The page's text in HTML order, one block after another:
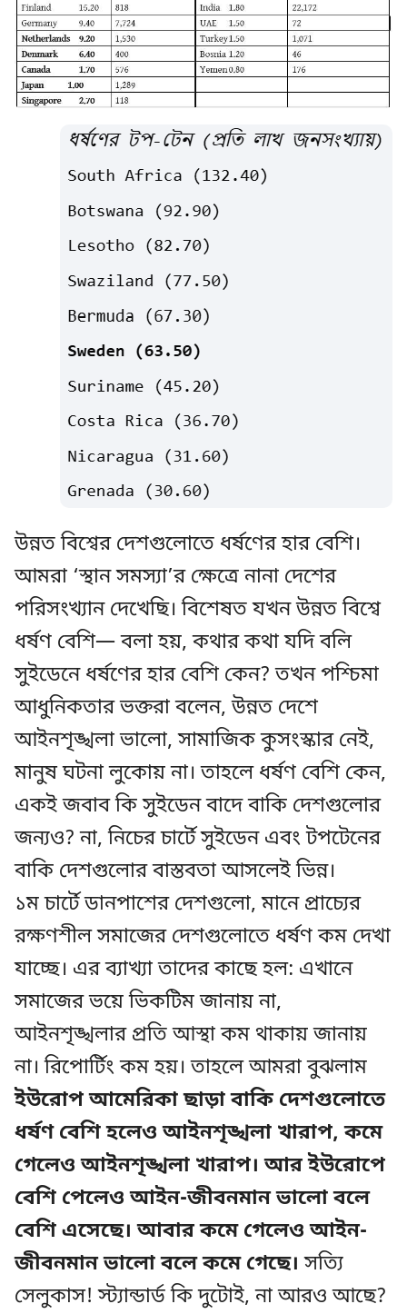
উন্নত বিশ্বের দেশগুলোতে ধর্ষণের হার বেশি।
আমরা ‘স্থান সমস্যা’র ক্ষেত্রে নানা দেশের
পরিসংখ্যান দেখেছি। বিশেষত যখন উন্নত বিশ্বে
ধর্ষণ বেশি— বলা হয়, কথার কথা যদি বলি
সুইডেনে ধর্ষণের হার বেশি কেন? তখন পশ্চিমা
আধুনিকতার ভক্তরা বলেন, উন্নত দেশে
আইনশৃঙ্খলা ভালো, সামাজিক কুসংস্কার নেই,
মানুষ ঘটনা লুকোয় না। তাহলে ধর্ষণ বেশি কেন,
একই জবাব কি সুইডেন বাদে বাকি দেশগুলোর
জন্যও? না, নিচের চার্টে সুইডেন এবং টপটেনের
বাকি দেশগুলোর বাস্তবতা আসলেই ভিন্ন।
১ম চার্টে ডানপাশের দেশগুলো, মানে প্রাচ্যের
রক্ষণশীল সমাজের দেশগুলোতে ধর্ষণ কম দেখা
যাচ্ছে। এর ব্যাখ্যা তাদের কাছে হল: এখানে
সমাজের ভয়ে ভিকটিম জানায় না,
আইনশৃঙ্খলার প্রতি আস্থা কম থাকায় জানায়
না। রিপোর্টিং কম হয়। তাহলে আমরা বুঝলাম
ইউরোপ আমেরিকা ছাড়া বাকি দেশগুলোতে
ধর্ষণ বেশি হলেও আইনশৃঙ্খলা খারাপ, কমে
গেলেও আইনশৃঙ্খলা খারাপ। আর ইউরোপে
বেশি পেলেও আইন-জীবনমান ভালো বলে
বেশি এসেছে। আবার কমে গেলেও আইন-
জীবনমান ভালো বলে কমে গেছে। সত্যি
সেলুকাস! স্ট্যান্ডার্ড কি দুটোই, না আরও আছে?